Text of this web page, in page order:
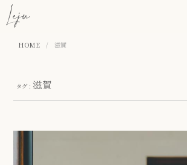
HOME / 滋賀
タグ： 滋賀